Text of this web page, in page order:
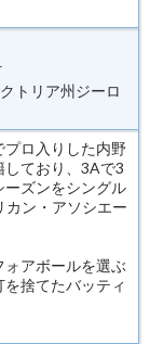
トリア州ジーロ
ロ入りした内野
ており、3Aで3
ズンをシングル
ン・アソシエー
アボールを選ぶ
捨てたバッティ